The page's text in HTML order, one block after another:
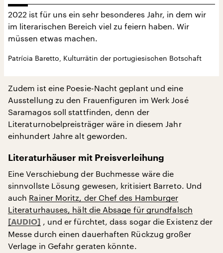
2022 ist für uns ein sehr besonderes Jahr, in dem wir
im literarischen Bereich viel zu feiern haben. Wir
müssen etwas machen.
Patrícia Baretto, Kulturrätin der portugiesischen Botschaft
Zudem ist eine Poesie-Nacht geplant und eine
Ausstellung zu den Frauenfiguren im Werk José
Saramagos soll stattfinden, denn der
Literaturnobelpreisträger wäre in diesem Jahr
einhundert Jahre alt geworden.
Literaturhäuser mit Preisverleihung
Eine Verschiebung der Buchmesse wäre die
sinnvollste Lösung gewesen, kritisiert Barreto. Und
auch Rainer Moritz, der Chef des Hamburger
Literaturhauses, hält die Absage für grundfalsch
, und er fürchtet, dass sogar die Existenz der
Messe durch einen dauerhaften Rückzug großer
Verlage in Gefahr geraten könnte.